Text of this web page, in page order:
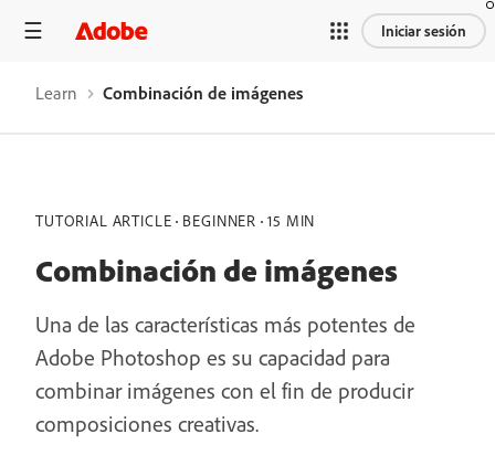
Iniciar sesión
Learn Combinación de imágenes
TUTORIAL ARTICLE BEGINNER 15 MIN
Combinación de imágenes
Una de las características más potentes de
Adobe Photoshop es su capacidad para
combinar imágenes con el fin de producir
composiciones creativas.